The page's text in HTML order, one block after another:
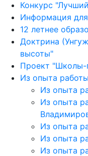
Конкурс
Информация
12 летнее
Доктрина
высоты"
Проект
Из опыта работы
Из опыта
Из опыта
Из опыта
Из опыта
Из опыта